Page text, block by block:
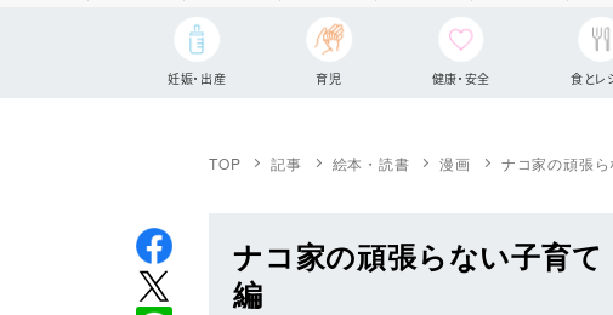
妊娠・出産 育児 健康・安全 食とレ
TOP 記事 絵本・読書 漫画 ナコ家の頑張
ナコ家の頑張らない子育
編